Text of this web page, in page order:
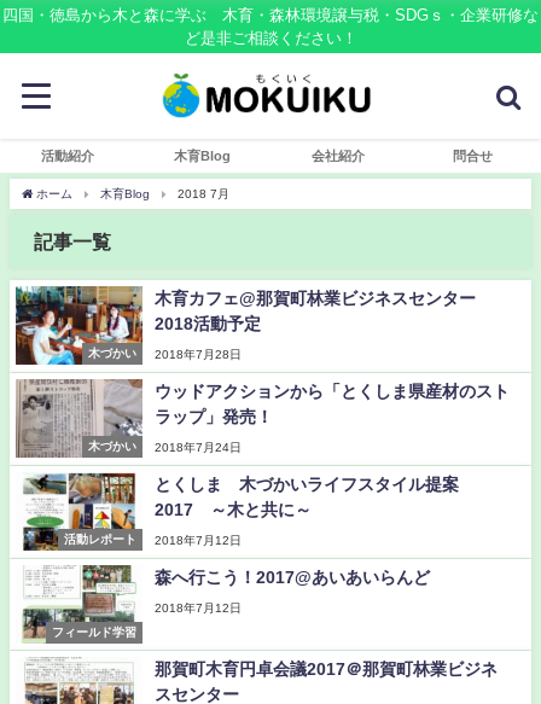
四国・徳島から木と森に学ぶ 木育・森林環境譲与税・SDGｓ・企業研修な
ど是非ご相談ください！
活動紹介 木育Blog 会社紹介 問合せ
ホーム 木育Blog 2018 7月
記事一覧
木づかい
木育カフェ@那賀町林業ビジネスセンター
2018活動予定
2018年7月28日
木づかい
ウッドアクションから「とくしま県産材のスト
ラップ」発売！
2018年7月24日
活動レポート
とくしま 木づかいライフスタイル提案
2017 ～木と共に～
2018年7月12日
フィールド学習
森へ行こう！2017@あいあいらんど
2018年7月12日
那賀町木育円卓会議2017＠那賀町林業ビジネ
スセンター